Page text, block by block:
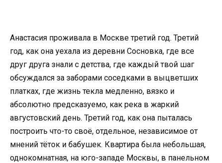
Анастасия проживала в Москве третий год. Третий
год, как она уехала из деревни Сосновка, где все
друг друга знали с детства, где каждый твой шаг
обсуждался за заборами соседками в выцветших
платках, где жизнь текла медленно, вязко и
абсолютно предсказуемо, как река в жаркий
августовский день. Третий год, как она пыталась
построить что-то своё, отдельное, независимое от
мнений тёток и бабушек. Квартира была небольшая,
однокомнатная, на юго-западе Москвы, в панельном